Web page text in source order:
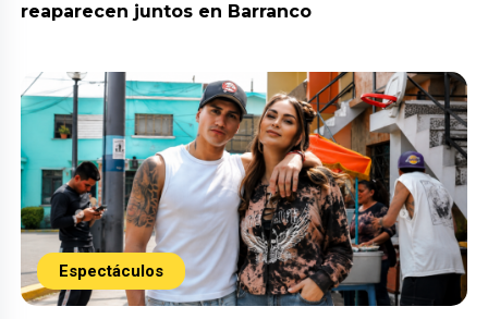
reaparecen juntos en Barranco
Espectáculos